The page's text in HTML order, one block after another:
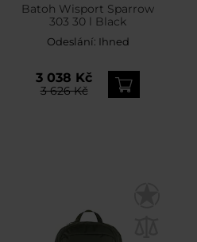
Batoh Wisport Sparrow
303 30 l Black
Odeslání: Ihned
3 038 Kč
3 626 Kč